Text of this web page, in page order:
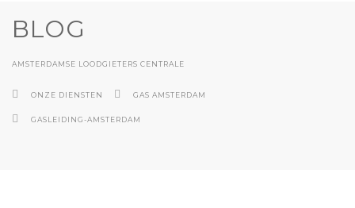
BLOG
AMSTERDAMSE LOODGIETERS CENTRALE
ONZE DIENSTEN GAS AMSTERDAM
GASLEIDING-AMSTERDAM